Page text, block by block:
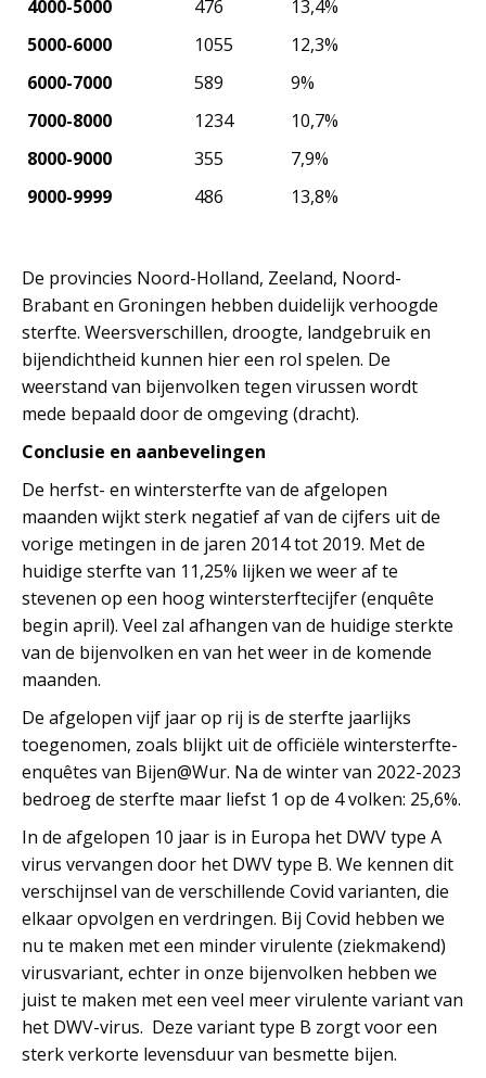
4000-5000 476
13,4%
5000-6000
1055
12,3%
6000-7000
589
9%
7000-8000
1234
10,7%
8000-9000
355
7,9%
9000-9999
486 13,8%
De provincies Noord-Holland, Zeeland, Noord-
Brabant en Groningen hebben duidelijk verhoogde
sterfte. Weersverschillen, droogte, landgebruik en
bijendichtheid kunnen hier een rol spelen. De
weerstand van bijenvolken tegen virussen wordt
mede bepaald door de omgeving (dracht).
Conclusie en aanbevelingen
De herfst- en wintersterfte van de afgelopen
maanden wijkt sterk negatief af van de cijfers uit de
vorige metingen in de jaren 2014 tot 2019. Met de
huidige sterfte van 11,25% lijken we weer af te
stevenen op een hoog wintersterftecijfer (enquête
begin april). Veel zal afhangen van de huidige sterkte
van de bijenvolken en van het weer in de komende
maanden.
De afgelopen vijf jaar op rij is de sterfte jaarlijks
toegenomen, zoals blijkt uit de officiële wintersterfte-
enquêtes van Bijen@Wur. Na de winter van 2022-2023
bedroeg de sterfte maar liefst 1 op de 4 volken: 25,6%.
In de afgelopen 10 jaar is in Europa het DWV type A
virus vervangen door het DWV type B. We kennen dit
verschijnsel van de verschillende Covid varianten, die
elkaar opvolgen en verdringen. Bij Covid hebben we
nu te maken met een minder virulente (ziekmakend)
virusvariant, echter in onze bijenvolken hebben we
juist te maken met een veel meer virulente variant van
het DWV-virus. Deze variant type B zorgt voor een
sterk verkorte levensduur van besmette bijen.